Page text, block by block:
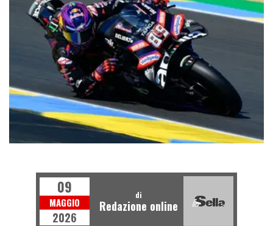
09
MAGGIO
2026
di
Redazione online